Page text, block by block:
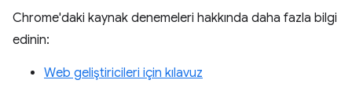
Chrome'daki kaynak denemeleri hakkında daha fazla bilgi
edinin:
Web geliştiricileri için kılavuz